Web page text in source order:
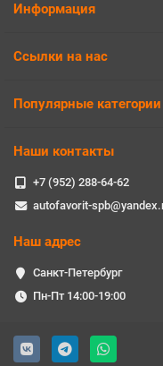
Информация
Ссылки на нас
Популярные категории
Наши контакты
+7 (952) 288-64-62
autofavorit-
Наш адрес
Санкт-Петербург
Пн-Пт 14:00-19:00